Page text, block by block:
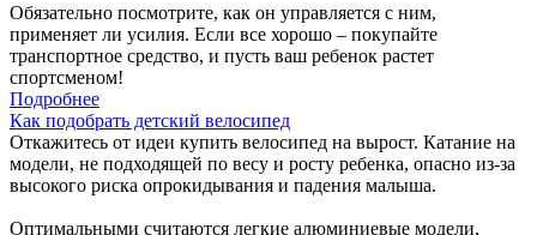
Обязательно посмотрите, как он управляется с ним,
применяет ли усилия. Если все хорошо – покупайте
транспортное средство, и пусть ваш ребенок растет
спортсменом!
Подробнее
Как подобрать детский велосипед
Откажитесь от идеи купить велосипед на вырост. Катание на
модели, не подходящей по весу и росту ребенка, опасно из-за
высокого риска опрокидывания и падения малыша.
Оптимальными считаются легкие алюминиевые модели,